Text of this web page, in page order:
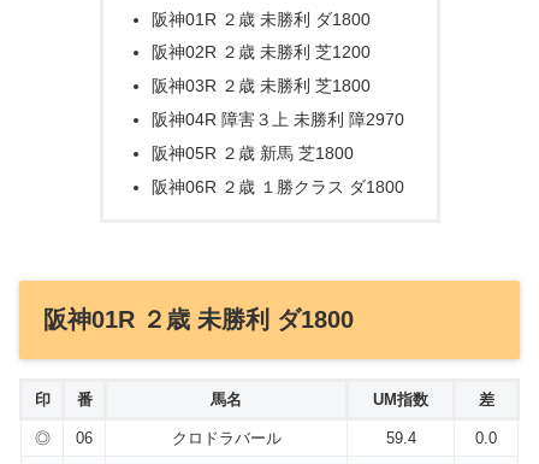
阪神01R ２歳 未勝利 ダ1800
阪神02R ２歳 未勝利 芝1200
阪神03R ２歳 未勝利 芝1800
阪神04R 障害３上 未勝利 障2970
阪神05R ２歳 新馬 芝1800
阪神06R ２歳 １勝クラス ダ1800
阪神01R ２歳 未勝利 ダ1800
印 番 馬名 UM指数 差
◎ 06 クロドラバール 59.4
0.0